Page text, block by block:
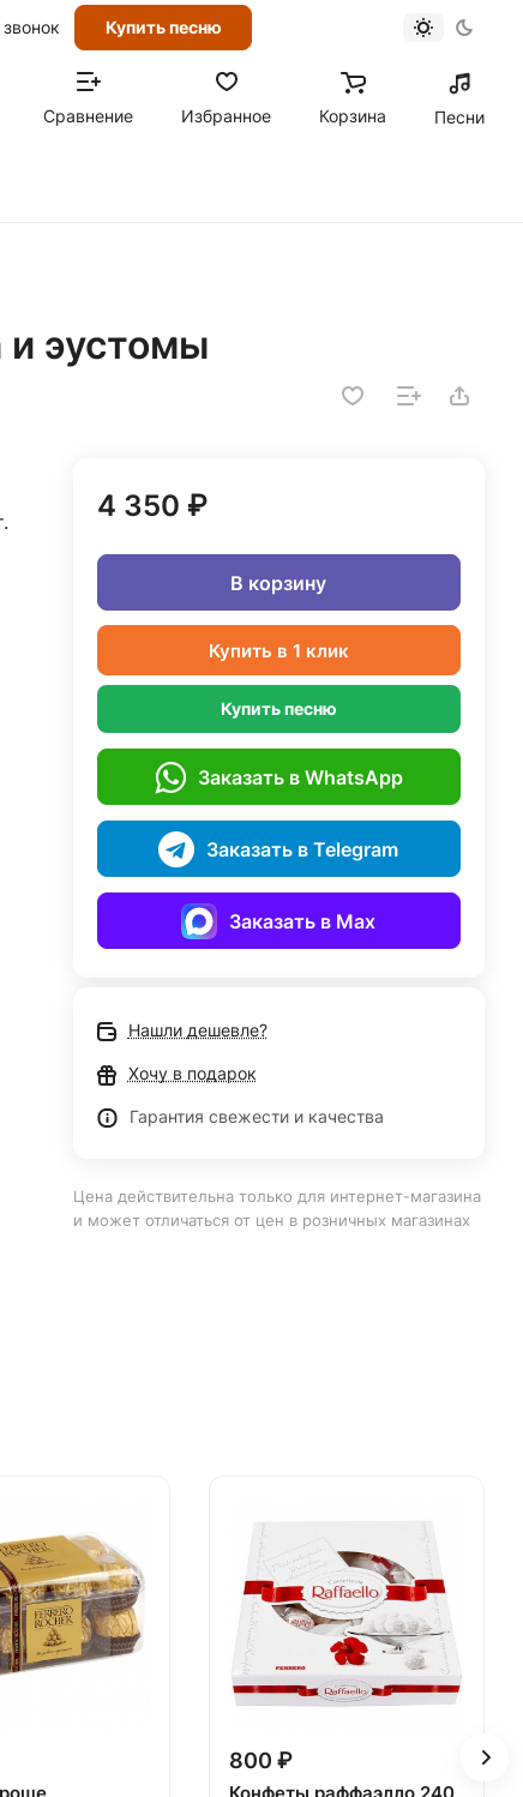
Купить песню
Сравнение Избранное Корзина Песни
и эустомы
4 350 ₽
В корзину
Купить в 1 клик
Купить песню
Заказать в WhatsApp
Заказать в Telegram
Заказать в Max
Нашли дешевле?
Хочу в подарок
Гарантия свежести и качества
Цена действительна только для интернет-магазина
и может отличаться от цен в розничных магазинах
800 ₽